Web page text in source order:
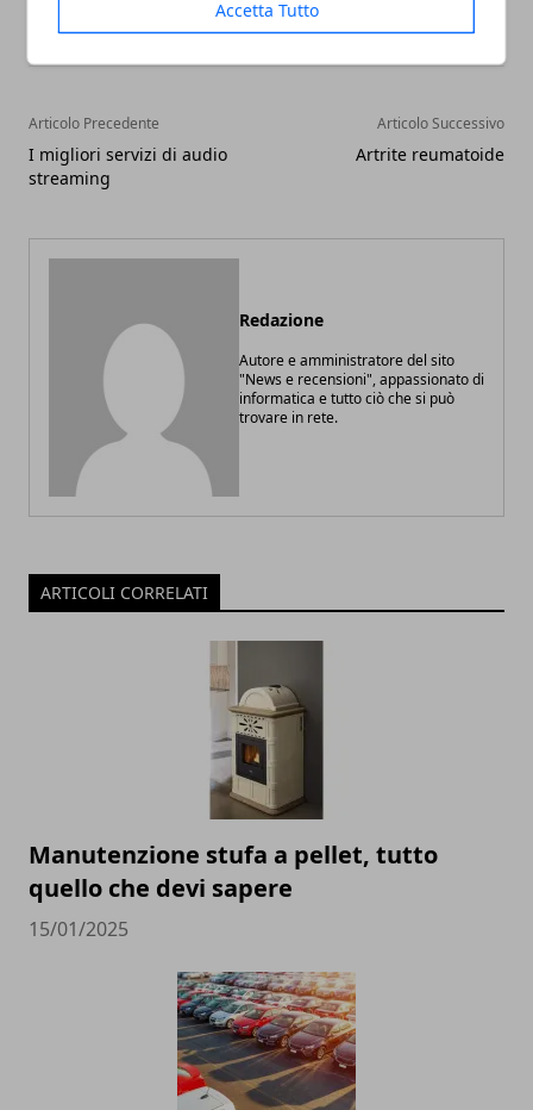
Accetta Tutto
Articolo Precedente
I migliori servizi di audio
streaming
Articolo Successivo
Artrite reumatoide
Redazione
Autore e amministratore del sito
"News e recensioni", appassionato di
informatica e tutto ciò che si può
trovare in rete.
ARTICOLI CORRELATI
Manutenzione stufa a pellet, tutto
quello che devi sapere
15/01/2025